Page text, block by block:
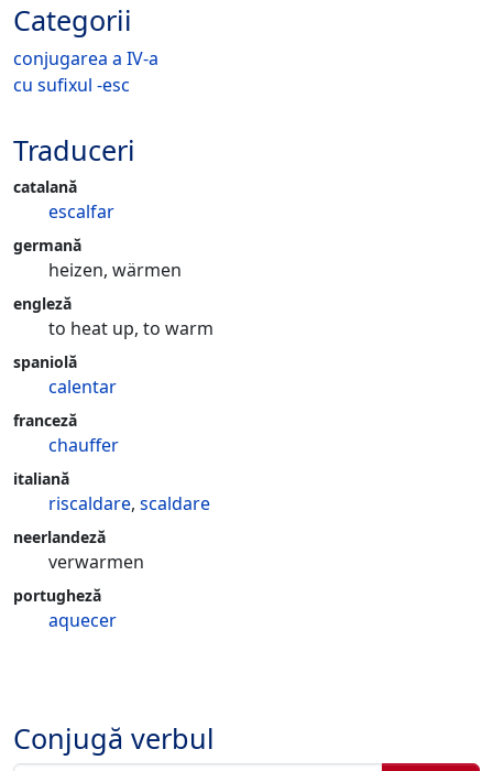
Categorii
conjugarea a IV-a
cu sufixul -esc
Traduceri
catalană
escalfar
germană
heizen, wärmen
engleză
to heat up, to warm
spaniolă
calentar
franceză
chauffer
italiană
riscaldare, scaldare
neerlandeză
verwarmen
portugheză
aquecer
Conjugă verbul